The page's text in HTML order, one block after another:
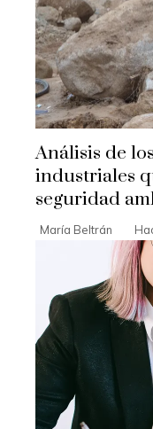
Análisis de
industriales
seguridad
María Beltrán